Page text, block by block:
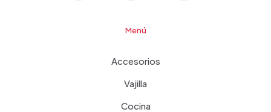
Menú
Accesorios
Vajilla
Cocina